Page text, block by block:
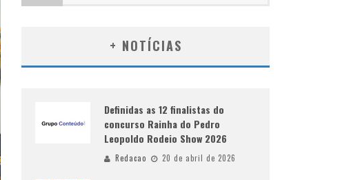
+ NOTÍCIAS
Definidas as 12 finalistas do
concurso Rainha do Pedro
Leopoldo Rodeio Show 2026
Redacao 20 de abril de 2026